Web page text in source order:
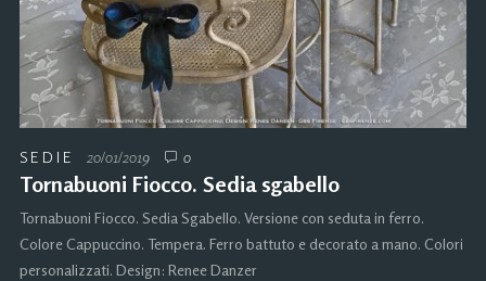
SEDIE 20/01/2019 0
Tornabuoni Fiocco. Sedia sgabello
Tornabuoni Fiocco. Sedia Sgabello. Versione con seduta in ferro.
Colore Cappuccino. Tempera. Ferro battuto e decorato a mano. Colori
personalizzati. Design: Renee Danzer